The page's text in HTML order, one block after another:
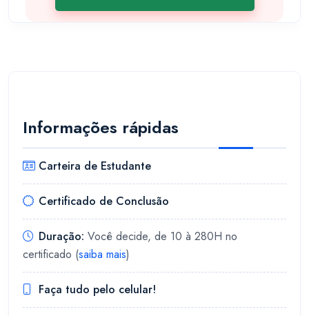
Informações rápidas
Carteira de Estudante
Certificado de Conclusão
Duração: Você decide, de 10 à 280H no
certificado (saiba mais)
Faça tudo pelo celular!